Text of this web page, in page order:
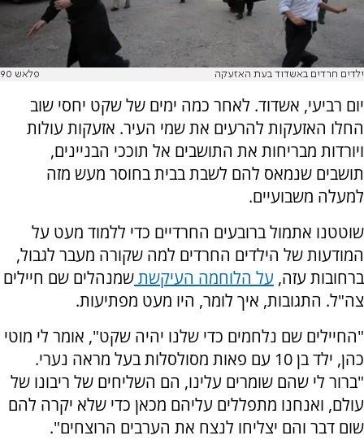
ילדים חרדים באשדוד בעת האזעקה פלאש 90
יום רביעי, אשדוד. לאחר כמה ימים של שקט יחסי שוב
החלו האזעקות להרעים את שמי העיר. אזעקות עולות
ויורדות מבריחות את התושבים אל תוככי הבניינים,
תושבים שנמאס להם לשבת בבית בחוסר מעש מזה
למעלה משבועיים.
שוטטנו אתמול ברובעים החרדיים כדי ללמוד מעט על
המודעות של הילדים החרדים למה שקורה מעבר לגבול,
ברחובות עזה, על הלוחמה העיקשתשמנהלים שם חיילים
צה"ל. התגובות, איך לומר, היו מעט מפתיעות.
"החיילים שם נלחמים כדי שלנו יהיה שקט", אומר לי מוטי
כהן, ילד בן 10 עם פאות מסולסלות בעל מראה נערי.
"ברור לי שהם שומרים עלינו, הם השליחים של ריבונו של
עולם, ואנחנו מתפללים עליהם מכאן כדי שלא יקרה להם
שום דבר והם יצליחו לנצח את הערבים הרוצחים".